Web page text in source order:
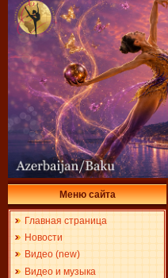
Меню сайта
Главная страница
Новости
Видео (new)
Видео и музыка